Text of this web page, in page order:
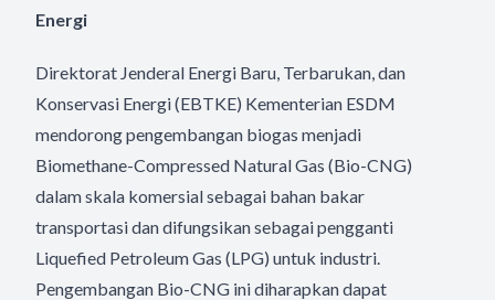
Energi
Direktorat Jenderal Energi Baru, Terbarukan, dan
Konservasi Energi (EBTKE) Kementerian ESDM
mendorong pengembangan biogas menjadi
Biomethane-Compressed Natural Gas (Bio-CNG)
dalam skala komersial sebagai bahan bakar
transportasi dan difungsikan sebagai pengganti
Liquefied Petroleum Gas (LPG) untuk industri.
Pengembangan Bio-CNG ini diharapkan dapat